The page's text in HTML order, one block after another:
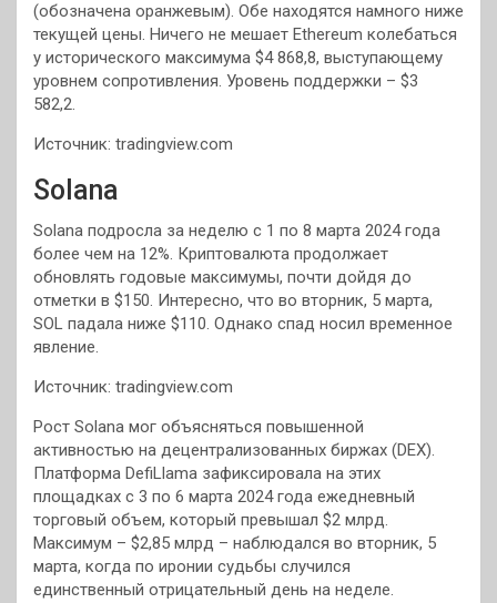
(обозначена оранжевым). Обе находятся намного ниже
текущей цены. Ничего не мешает Ethereum колебаться
у исторического максимума $4 868,8, выступающему
уровнем сопротивления. Уровень поддержки – $3
582,2.
Источник: tradingview.com
Solana
Solana подросла за неделю с 1 по 8 марта 2024 года
более чем на 12%. Криптовалюта продолжает
обновлять годовые максимумы, почти дойдя до
отметки в $150. Интересно, что во вторник, 5 марта,
SOL падала ниже $110. Однако спад носил временное
явление.
Источник: tradingview.com
Рост Solana мог объясняться повышенной
активностью на децентрализованных биржах (DEX).
Платформа DefiLlama зафиксировала на этих
площадках с 3 по 6 марта 2024 года ежедневный
торговый объем, который превышал $2 млрд.
Максимум – $2,85 млрд – наблюдался во вторник, 5
марта, когда по иронии судьбы случился
единственный отрицательный день на неделе.